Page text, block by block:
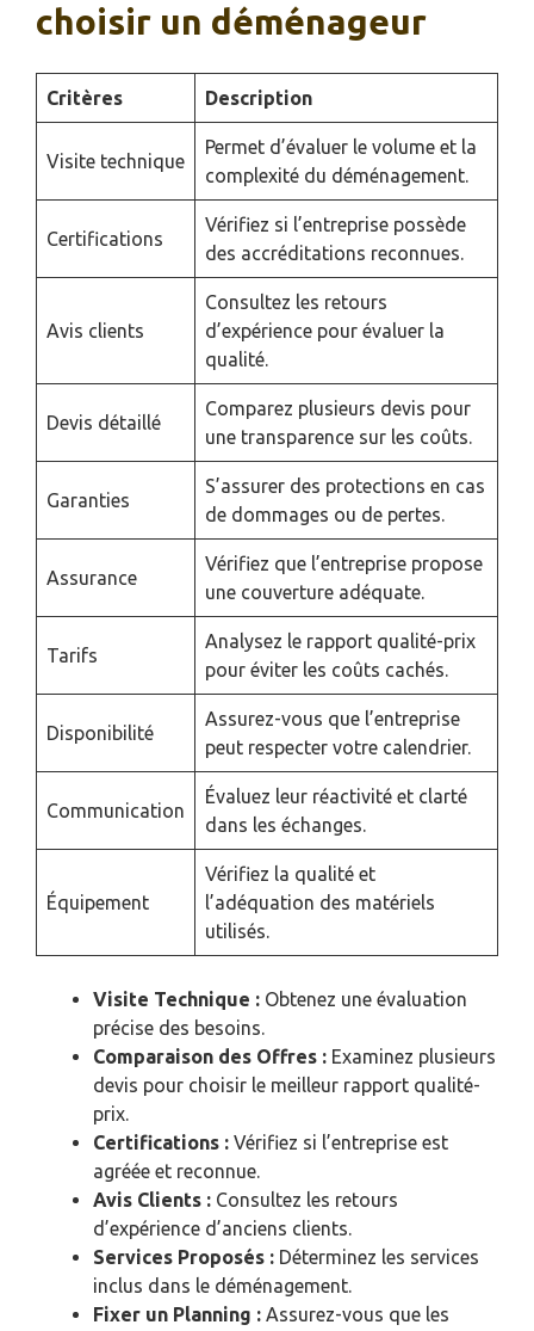
choisir un déménageur
Critères Description
Visite technique
Permet d’évaluer le volume et la
complexité du déménagement.
Certifications
Vérifiez si l’entreprise possède
des accréditations reconnues.
Avis clients
Consultez les retours
d’expérience pour évaluer la
qualité.
Devis détaillé
Comparez plusieurs devis pour
une transparence sur les coûts.
Garanties
S’assurer des protections en cas
de dommages ou de pertes.
Assurance
Vérifiez que l’entreprise propose
une couverture adéquate.
Tarifs
Analysez le rapport qualité-prix
pour éviter les coûts cachés.
Disponibilité
Assurez-vous que l’entreprise
peut respecter votre calendrier.
Communication
Évaluez leur réactivité et clarté
dans les échanges.
Équipement
Vérifiez la qualité et
l’adéquation des matériels
utilisés.
Visite Technique : Obtenez une évaluation
précise des besoins.
Comparaison des Offres : Examinez plusieurs
devis pour choisir le meilleur rapport qualité-
prix.
Certifications : Vérifiez si l’entreprise est
agréée et reconnue.
Avis Clients : Consultez les retours
d’expérience d’anciens clients.
Services Proposés : Déterminez les services
inclus dans le déménagement.
Fixer un Planning : Assurez-vous que les